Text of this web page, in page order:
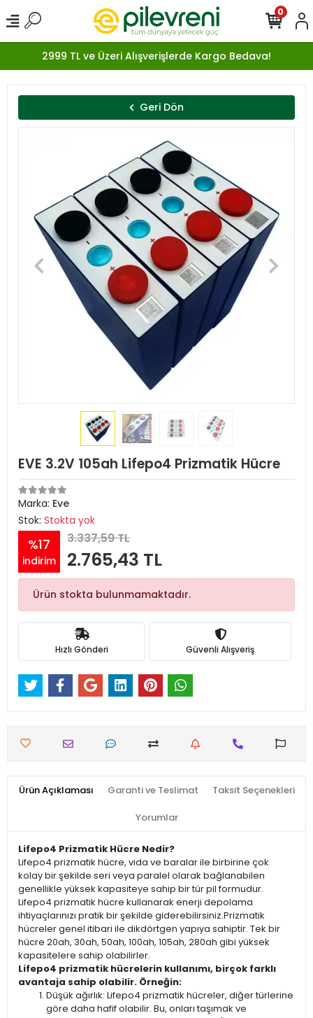
2999 TL ve Üzeri Alışverişlerde Kargo Bedava!
0
Geri Dön
EVE 3.2V 105ah Lifepo4 Prizmatik Hücre
Marka: Eve
Stok: Stokta yok
%17
indirim
3.337,59 TL
2.765,43 TL
Ürün stokta bulunmamaktadır.
Hızlı Gönderi Güvenli Alışveriş
Ürün Açıklaması Garanti ve Teslimat Taksit Seçenekleri
Yorumlar
Lifepo4 Prizmatik Hücre Nedir?
Lifepo4 prizmatik hücre, vida ve baralar ile birbirine çok
kolay bir şekilde seri veya paralel olarak bağlanabilen
genellikle yüksek kapasiteye sahip bir tür pil formudur.
Lifepo4 prizmatik hücre kullanarak enerji depolama
ihtiyaçlarınızı pratik bir şekilde giderebilirsiniz.Prizmatik
hücreler genel itibari ile dikdörtgen yapıya sahiptir. Tek bir
hücre 20ah, 30ah, 50ah, 100ah, 105ah, 280ah gibi yüksek
kapasitelere sahip olabilirler.
Lifepo4 prizmatik hücrelerin kullanımı, birçok farklı
avantaja sahip olabilir. Örneğin:
Düşük ağırlık: Lifepo4 prizmatik hücreler, diğer türlerine
göre daha hafif olabilir. Bu, onları taşımak ve